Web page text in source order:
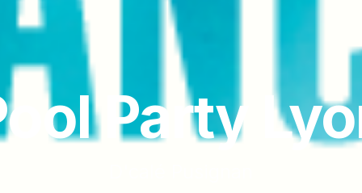
Party